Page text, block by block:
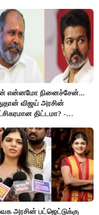
என்னமோ நினைச்சேன்...
விஜய் அரசின்
திட்டமா? -
அரசின் பட்ஜெட்டுக்கு